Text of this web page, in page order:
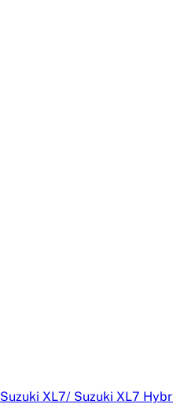
Suzuki XL7/ Suzuki XL7